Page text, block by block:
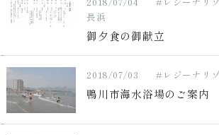
長浜
御夕食の御献立
2018/07/03 #レジーナリ
鴨川市海水浴場のご案内